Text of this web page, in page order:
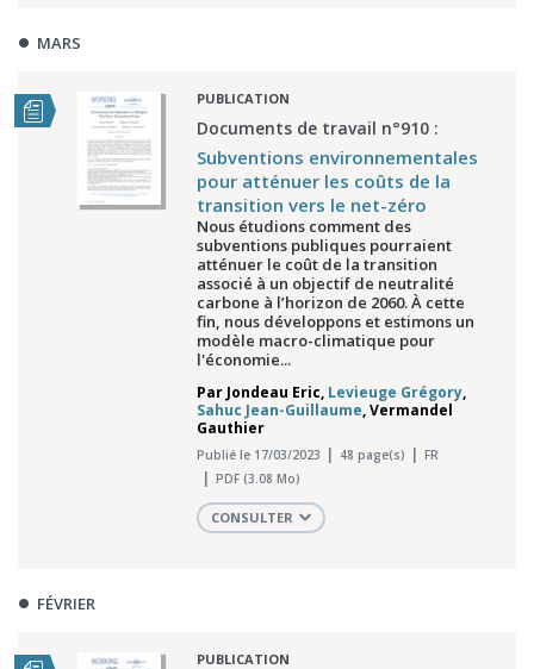
MARS
PUBLICATION
Documents de travail n°910 :
Subventions environnementales
pour atténuer les coûts de la
transition vers le net-zéro
Nous étudions comment des
subventions publiques pourraient
atténuer le coût de la transition
associé à un objectif de neutralité
carbone à l’horizon de 2060. À cette
fin, nous développons et estimons un
modèle macro-climatique pour
l'économie...
Par Jondeau Eric, Levieuge Grégory,
Sahuc Jean-Guillaume,Vermandel
Gauthier
Publié le 17/03/2023 48 page(s)
FR
PDF (3.08 Mo)
CONSULTER
FÉVRIER
PUBLICATION